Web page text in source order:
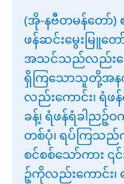
(အို-နဗီတမန်တော်
ဖန်ဆင်းမွေးမြူတ
အသင်သည်လည်းက
ရှိကြသောသူတို့အ
လည်းကောင်း၊ ရံဖ
ခန့်၊ ရံဖန်ရံခါညဉ့်
တစ်ပုံ၊ ရပ်ကြသ
စင်စစ်သော်ကား
ဉ့်ကိုလည်းကောင်း၊